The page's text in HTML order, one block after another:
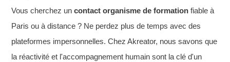
Vous cherchez un contact organisme de formation fiable à
Paris ou à distance ? Ne perdez plus de temps avec des
plateformes impersonnelles. Chez Akreator, nous savons que
la réactivité et l'accompagnement humain sont la clé d'un